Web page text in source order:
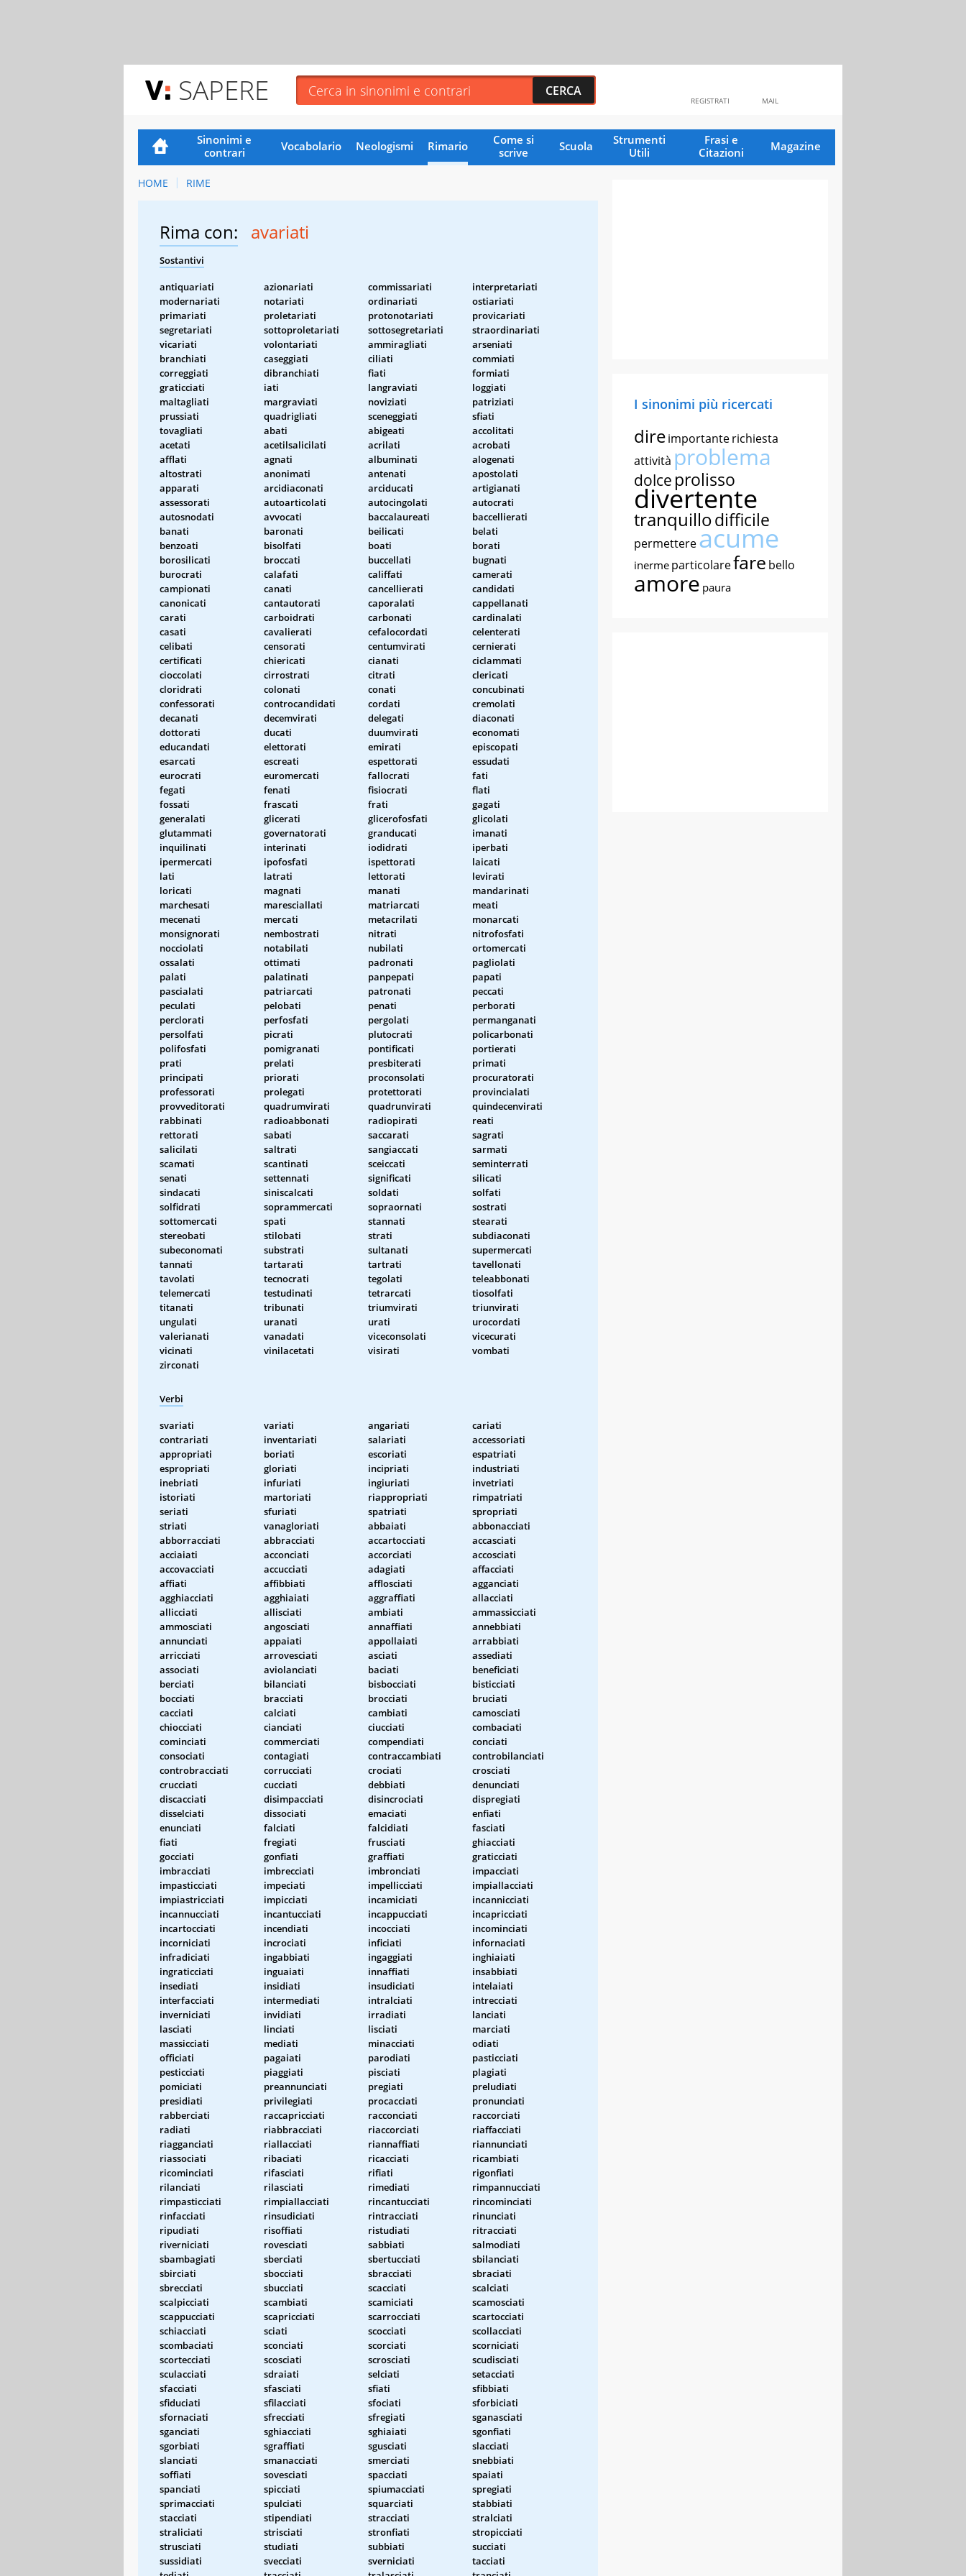
SAPERE MAIL
REGISTRATI
Sinonimi e
contrari
Vocabolario Neologismi Rimario
Come si
scrive
Scuola
Strumenti
Utili
Frasi e
Citazioni
Magazine
HOME RIME
Rima con: avariati
Sostantivi
antiquariati azionariati commissariati
interpretariati
modernariati
notariati ordinariati
ostiariati
primariati
proletariati protonotariati
provicariati
segretariati
sottoproletariati sottosegretariati
straordinariati
vicariati
volontariati ammiragliati
arseniati
branchiati
caseggiati ciliati
commiati
correggiati
dibranchiati fiati
formiati
graticciati
iati langraviati
loggiati
maltagliati
margraviati noviziati
patriziati
prussiati
quadrigliati sceneggiati
sfiati
tovagliati
abati abigeati
accolitati
acetati
acetilsalicilati acrilati
acrobati
afflati
agnati albuminati
alogenati
altostrati
anonimati antenati
apostolati
apparati
arcidiaconati arciducati
artigianati
assessorati
autoarticolati autocingolati
autocrati
autosnodati
avvocati baccalaureati
baccellierati
banati
baronati beilicati
belati
benzoati
bisolfati boati
borati
borosilicati
broccati buccellati
bugnati
burocrati
calafati califfati
camerati
campionati
canati cancellierati
candidati
canonicati
cantautorati caporalati
cappellanati
carati
carboidrati carbonati
cardinalati
casati
cavalierati cefalocordati
celenterati
celibati
censorati centumvirati
cernierati
certificati
chiericati cianati
ciclammati
cioccolati
cirrostrati citrati
clericati
cloridrati
colonati conati
concubinati
confessorati
controcandidati cordati
cremolati
decanati
decemvirati delegati
diaconati
dottorati
ducati duumvirati
economati
educandati
elettorati emirati
episcopati
esarcati
escreati espettorati
essudati
eurocrati
euromercati fallocrati
fati
fegati
fenati fisiocrati
flati
fossati
frascati frati
gagati
generalati
glicerati glicerofosfati
glicolati
glutammati
governatorati granducati
imanati
inquilinati
interinati iodidrati
iperbati
ipermercati
ipofosfati ispettorati
laicati
lati
latrati lettorati
levirati
loricati
magnati manati
mandarinati
marchesati
maresciallati matriarcati
meati
mecenati
mercati metacrilati
monarcati
monsignorati
nembostrati nitrati
nitrofosfati
nocciolati
notabilati nubilati
ortomercati
ossalati
ottimati padronati
pagliolati
palati
palatinati panpepati
papati
pascialati
patriarcati patronati
peccati
peculati
pelobati penati
perborati
perclorati
perfosfati pergolati
permanganati
persolfati
picrati plutocrati
policarbonati
polifosfati
pomigranati pontificati
portierati
prati
prelati presbiterati
primati
principati
priorati proconsolati
procuratorati
professorati
prolegati protettorati
provincialati
provveditorati
quadrumvirati quadrunvirati
quindecenvirati
rabbinati
radioabbonati radiopirati
reati
rettorati
sabati saccarati
sagrati
salicilati
saltrati sangiaccati
sarmati
scamati
scantinati sceiccati
seminterrati
senati
settennati significati
silicati
sindacati
siniscalcati soldati
solfati
solfidrati
soprammercati sopraornati
sostrati
sottomercati
spati stannati
stearati
stereobati
stilobati strati
subdiaconati
subeconomati
substrati sultanati
supermercati
tannati
tartarati tartrati
tavellonati
tavolati
tecnocrati tegolati
teleabbonati
telemercati
testudinati tetrarcati
tiosolfati
titanati
tribunati triumvirati
triunvirati
ungulati
uranati urati
urocordati
valerianati
vanadati viceconsolati
vicecurati
vicinati
vinilacetati visirati
vombati
zirconati
Verbi
svariati variati angariati
cariati
contrariati
inventariati salariati
accessoriati
appropriati
boriati escoriati
espatriati
espropriati
gloriati incipriati
industriati
inebriati
infuriati ingiuriati
invetriati
istoriati
martoriati riappropriati
rimpatriati
seriati
sfuriati spatriati
spropriati
striati
vanagloriati abbaiati
abbonacciati
abborracciati
abbracciati accartocciati
accasciati
acciaiati
acconciati accorciati
accosciati
accovacciati
accucciati adagiati
affacciati
affiati
affibbiati afflosciati
agganciati
agghiacciati
agghiaiati aggraffiati
allacciati
allicciati
allisciati ambiati
ammassicciati
ammosciati
angosciati annaffiati
annebbiati
annunciati
appaiati appollaiati
arrabbiati
arricciati
arrovesciati asciati
assediati
associati
aviolanciati baciati
beneficiati
berciati
bilanciati bisbocciati
bisticciati
bocciati
bracciati brocciati
bruciati
cacciati
calciati cambiati
camosciati
chiocciati
cianciati ciucciati
combaciati
cominciati
commerciati compendiati
conciati
consociati
contagiati contraccambiati
controbilanciati
controbracciati
corrucciati crociati
crosciati
crucciati
cucciati debbiati
denunciati
discacciati
disimpacciati disincrociati
dispregiati
disselciati
dissociati emaciati
enfiati
enunciati
falciati falcidiati
fasciati
fiati
fregiati frusciati
ghiacciati
gocciati
gonfiati graffiati
graticciati
imbracciati
imbrecciati imbronciati
impacciati
impasticciati
impeciati impellicciati
impiallacciati
impiastricciati
impicciati incamiciati
incannicciati
incannucciati
incantucciati incappucciati
incapricciati
incartocciati
incendiati incocciati
incominciati
incorniciati
incrociati inficiati
infornaciati
infradiciati
ingabbiati ingaggiati
inghiaiati
ingraticciati
inguaiati innaffiati
insabbiati
insediati
insidiati insudiciati
intelaiati
interfacciati
intermediati intralciati
intrecciati
inverniciati
invidiati irradiati
lanciati
lasciati
linciati lisciati
marciati
massicciati
mediati minacciati
odiati
officiati
pagaiati parodiati
pasticciati
pesticciati
piaggiati pisciati
plagiati
pomiciati
preannunciati pregiati
preludiati
presidiati
privilegiati procacciati
pronunciati
rabberciati
raccapricciati racconciati
raccorciati
radiati
riabbracciati riaccorciati
riaffacciati
riagganciati
riallacciati riannaffiati
riannunciati
riassociati
ribaciati ricacciati
ricambiati
ricominciati
rifasciati rifiati
rigonfiati
rilanciati
rilasciati rimediati
rimpannucciati
rimpasticciati
rimpiallacciati rincantucciati
rincominciati
rinfacciati
rinsudiciati rintracciati
rinunciati
ripudiati
risoffiati ristudiati
ritracciati
riverniciati
rovesciati sabbiati
salmodiati
sbambagiati
sberciati sbertucciati
sbilanciati
sbirciati
sbocciati sbracciati
sbraciati
sbrecciati
sbucciati scacciati
scalciati
scalpicciati
scambiati scamiciati
scamosciati
scappucciati
scapricciati scarrocciati
scartocciati
schiacciati
sciati scocciati
scollacciati
scombaciati
sconciati scorciati
scorniciati
scortecciati
scosciati scrosciati
scudisciati
sculacciati
sdraiati selciati
setacciati
sfacciati
sfasciati sfiati
sfibbiati
sfiduciati
sfilacciati sfociati
sforbiciati
sfornaciati
sfrecciati sfregiati
sganasciati
sganciati
sghiacciati sghiaiati
sgonfiati
sgorbiati
sgraffiati sgusciati
slacciati
slanciati
smanacciati smerciati
snebbiati
soffiati
sovesciati spacciati
spaiati
spanciati
spicciati spiumacciati
spregiati
sprimacciati
spulciati squarciati
stabbiati
stacciati
stipendiati stracciati
stralciati
straliciati
strisciati stronfiati
stropicciati
strusciati
studiati subbiati
succiati
sussidiati
svecciati sverniciati
tacciati
I sinonimi più ricercati
direimportanterichiesta
attività problema
dolce prolisso
divertente
tranquillodifficile
permettereacume
inerme particolarefare bello
amore paura